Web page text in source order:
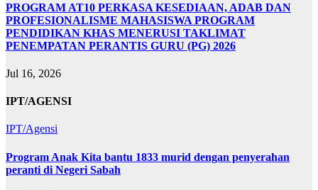
PROGRAM AT10 PERKASA KESEDIAAN, ADAB DAN
PROFESIONALISME MAHASISWA PROGRAM
PENDIDIKAN KHAS MENERUSI TAKLIMAT
PENEMPATAN PERANTIS GURU (PG) 2026
Jul 16, 2026
IPT/AGENSI
IPT/Agensi
Program Anak Kita bantu 1833 murid dengan penyerahan
peranti di Negeri Sabah